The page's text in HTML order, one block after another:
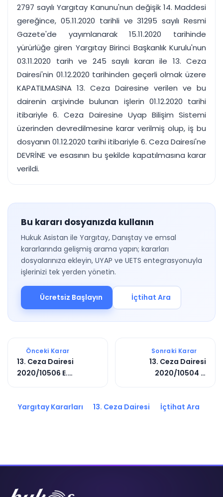
2797 sayılı Yargıtay Kanunu'nun değişik 14. Maddesi
gereğince, 05.11.2020 tarihli ve 31295 sayılı Resmi
Gazete'de yayımlanarak 15.11.2020 tarihinde
yürürlüğe giren Yargıtay Birinci Başkanlık Kurulu'nun
03.11.2020 tarih ve 245 sayılı kararı ile 13. Ceza
Dairesi'nin 01.12.2020 tarihinden geçerli olmak üzere
KAPATILMASINA 13. Ceza Dairesine verilen ve bu
dairenin arşivinde bulunan işlerin 01.12.2020 tarihi
itibariyle 6. Ceza Dairesine Uyap Bilişim Sistemi
üzerinden devredilmesine karar verilmiş olup, iş bu
dosyanın 01.12.2020 tarihi itibariyle 6. Ceza Dairesi'ne
DEVRİNE ve esasının bu şekilde kapatılmasına karar
verildi.
Bu kararı dosyanızda kullanın
Hukuk Asistan ile Yargıtay, Danıştay ve emsal
kararlarında gelişmiş arama yapın; kararları
dosyalarınıza ekleyin, UYAP ve UETS entegrasyonuyla
işlerinizi tek yerden yönetin.
Ücretsiz Başlayın İçtihat Ara
Önceki Karar
13. Ceza Dairesi
2020/10506 E.
Sonraki Karar
13. Ceza Dairesi
2020/10504 E.
Yargıtay Kararları 13. Ceza Dairesi İçtihat Ara